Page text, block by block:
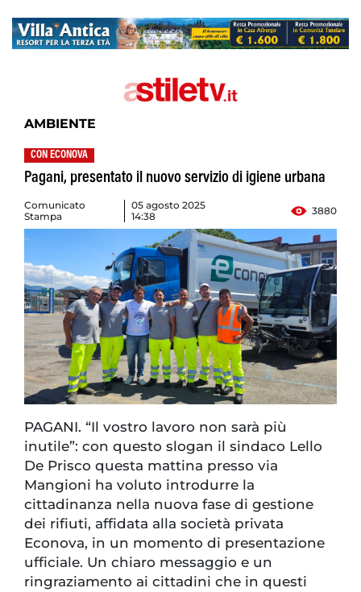
AMBIENTE
CON ECONOVA
Pagani, presentato il nuovo servizio di igiene urbana
Comunicato
Stampa
05 agosto 2025
14:38
3880
PAGANI. “Il vostro lavoro non sarà più
inutile”: con questo slogan il sindaco Lello
De Prisco questa mattina presso via
Mangioni ha voluto introdurre la
cittadinanza nella nuova fase di gestione
dei rifiuti, affidata alla società privata
Econova, in un momento di presentazione
ufficiale. Un chiaro messaggio e un
ringraziamento ai cittadini che in questi